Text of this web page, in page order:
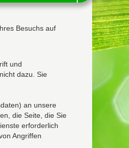
Besuchs auf
und
dazu. Sie
an unsere
die Seite, die Sie
erforderlich
Angriffen